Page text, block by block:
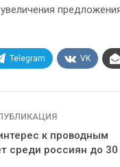
Telegram VK
к проводным
среди россиян до 30